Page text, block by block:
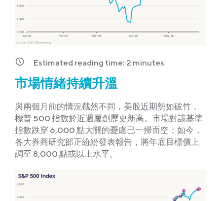
Estimated reading time: 2 minutes
市場情緒持續升溫
與兩個月前的情況截然不同，美股近期勢如破竹，
標普 500 指數於近週屢創歷史新高。市場對該基準
指數跌穿 6,000 點大關的憂慮已一掃而空；如今，
各大券商研究部正紛紛發表報告，將年底目標價上
調至 8,000 點或以上水平。